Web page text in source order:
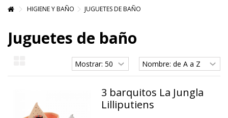
HIGIENE Y BAÑO JUGUETES DE BAÑO
Juguetes de baño
3 barquitos La Jungla
Lilliputiens